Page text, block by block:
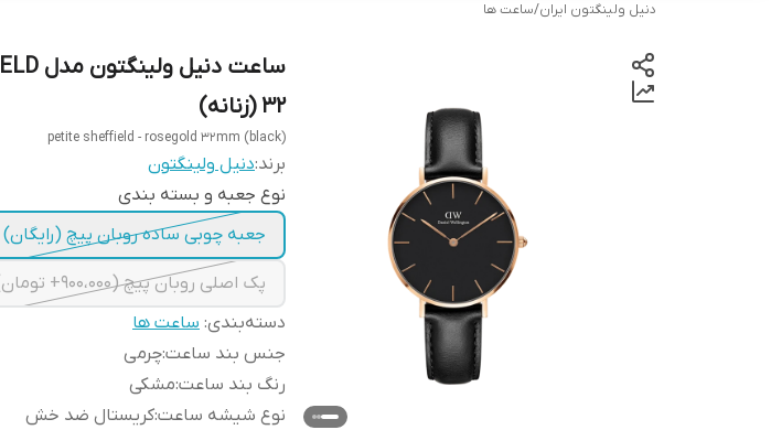
دنیل ولینگتون ایران/ساعت ها
32 (زنانه)
petite sheffield - rosegold 32mm (black)
برند:دنیل ولینگتون
نوع جعبه و بسته بندی
جعبه چوبی ساده روبان پیچ (رایگان)
پک اصلی روبان پیچ (900،000+ تومان)
دسته‌بندی: ساعت ها
جنس بند ساعت:چرمی
رنگ بند ساعت:مشکی
نوع شیشه ساعت:کریستال ضد خش